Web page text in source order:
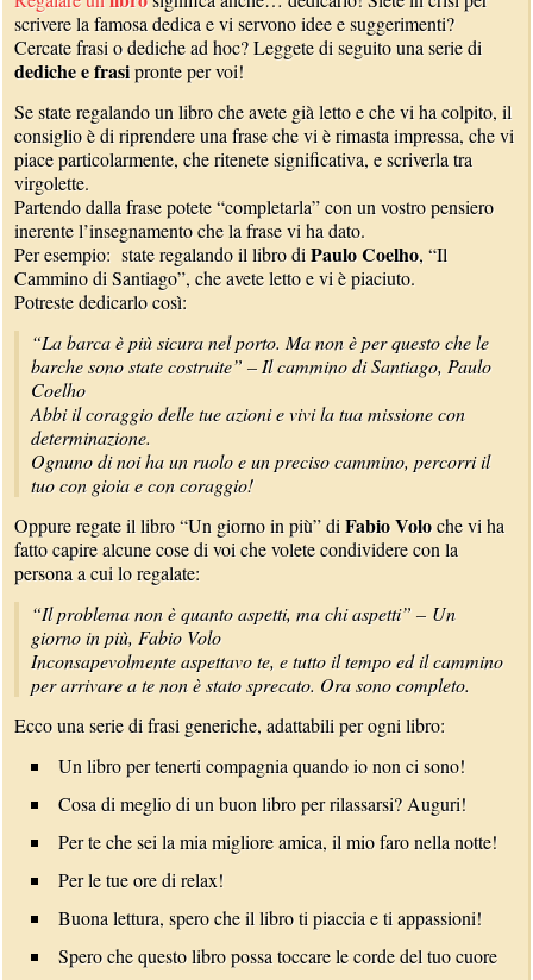
scrivere la famosa dedica e vi servono idee e suggerimenti?
Cercate frasi o dediche ad hoc? Leggete di seguito una serie di
dediche e frasipronte per voi!
Se state regalando un libro che avete già letto e che vi ha colpito, il
consiglio è di riprendere una frase che vi è rimasta impressa, che vi
piace particolarmente, che ritenete significativa, e scriverla tra
virgolette.
Partendo dalla frase potete “completarla” con un vostro pensiero
inerente l’insegnamento che la frase vi ha dato.
Per esempio: state regalando il libro diPaulo Coelho, “Il
Cammino di Santiago”, che avete letto e vi è piaciuto.
Potreste dedicarlo così:
“La barca è più sicura nel porto. Ma non è per questo che le
barche sono state costruite” – Il cammino di Santiago, Paulo
Coelho
Abbi il coraggio delle tue azioni e vivi la tua missione con
determinazione.
Ognuno di noi ha un ruolo e un preciso cammino, percorri il
tuo con gioia e con coraggio!
Oppure regate il libro “Un giorno in più” diFabio Voloche vi ha
fatto capire alcune cose di voi che volete condividere con la
persona a cui lo regalate:
“Il problema non è quanto aspetti, ma chi aspetti” – Un
giorno in più, Fabio Volo
Inconsapevolmente aspettavo te, e tutto il tempo ed il cammino
per arrivare a te non è stato sprecato. Ora sono completo.
Ecco una serie di frasi generiche, adattabili per ogni libro:
Un libro per tenerti compagnia quando io non ci sono!
Cosa di meglio di un buon libro per rilassarsi? Auguri!
Per te che sei la mia migliore amica, il mio faro nella notte!
Per le tue ore di relax!
Buona lettura, spero che il libro ti piaccia e ti appassioni!
Spero che questo libro possa toccare le corde del tuo cuore